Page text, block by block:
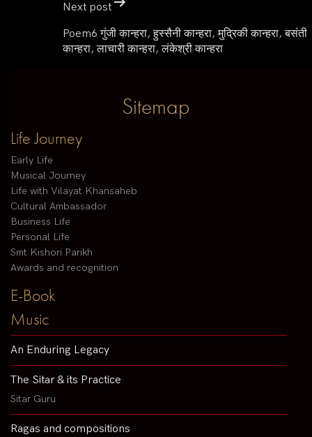
Next post
Poem6 गुंजी कान्हरा, हुस्सैनी कान्हरा, मुद्रिकी कान्हरा, बसंती
कान्हरा, लाचारी कान्हरा, लंकेश्री कान्हरा
Sitemap
Life Journey
Early Life
Musical Journey
Life with Vilayat Khansaheb
Cultural Ambassador
Business Life
Personal Life
Smt Kishori Parikh
Awards and recognition
E-Book
Music
An Enduring Legacy
The Sitar & its Practice
Sitar Guru
Ragas and compositions